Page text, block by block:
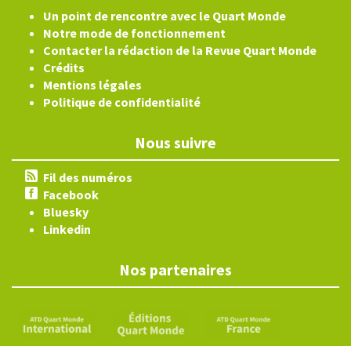
Un point de rencontre avec le Quart Monde
Notre mode de fonctionnement
Contacter la rédaction de la Revue Quart Monde
Crédits
Mentions légales
Politique de confidentialité
Nous suivre
Fil des numéros
Facebook
Bluesky
Linkedin
Nos partenaires